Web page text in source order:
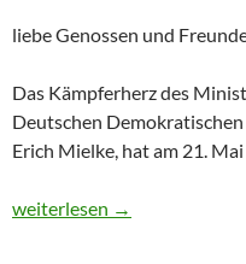
liebe Genossen und
Das Kämpferherz des
Deutschen
Erich Mielke, hat am 21.
Historisches Dokument:
weiterlesen →